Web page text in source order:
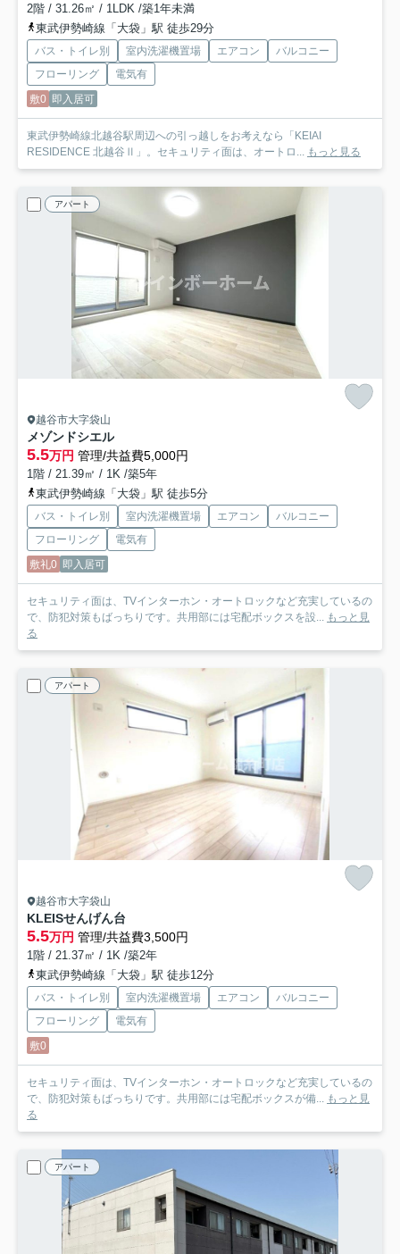
2階 / 31.26㎡ / 1LDK /築1年未満
東武伊勢崎線「大袋」駅 徒歩29分
バス・トイレ別 室内洗濯機置場 エアコン
バルコニー
フローリング
電気有
敷0 即入居可
東武伊勢崎線北越谷駅周辺への引っ越しをお考えなら「KEIAI
RESIDENCE 北越谷Ⅱ」。セキュリティ面は、オートロ...
もっと見る
アパート
越谷市大字袋山
メゾンドシエル
5.5万円 管理/共益費5,000円
1階 / 21.39㎡ / 1K /築5年
東武伊勢崎線「大袋」駅 徒歩5分
バス・トイレ別 室内洗濯機置場 エアコン
バルコニー
フローリング
電気有
敷礼0 即入居可
セキュリティ面は、TVインターホン・オートロックなど充実しているの
で、防犯対策もばっちりです。共用部には宅配ボックスを設... もっと見
る
アパート
越谷市大字袋山
KLEISせんげん台
5.5万円 管理/共益費3,500円
1階 / 21.37㎡ / 1K /築2年
東武伊勢崎線「大袋」駅 徒歩12分
バス・トイレ別 室内洗濯機置場 エアコン
バルコニー
フローリング
電気有
敷0
セキュリティ面は、TVインターホン・オートロックなど充実しているの
で、防犯対策もばっちりです。共用部には宅配ボックスが備... もっと見
る
アパート